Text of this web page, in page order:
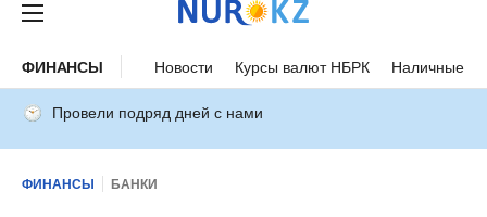
ФИНАНСЫ Новости Курсы валют НБРК Наличные
Провели подряд дней с нами
ФИНАНСЫ БАНКИ